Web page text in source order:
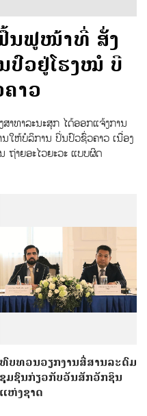
ນຟູໜ້າທີ່ ສັ່ງ
ປົວຢູ່ໂຮງໝໍ ບີ
າວ
ທາລະນະສຸກ ໄດ້ອອກແຈ້ງການ
ໃຫ້ບໍລິການ ປິ່ນປົວຊົ່ວຄາວ ເນື່ອງ
ຖ່າຍອະໄວຍະວະ ແບບຜິດ
ທົບທວນວຽກງານສື່ສານລະດົມ
ຊຸມຊົນກ່ຽວກັບວັນສັກວັກຊິນ
ແຫ່ງຊາດ